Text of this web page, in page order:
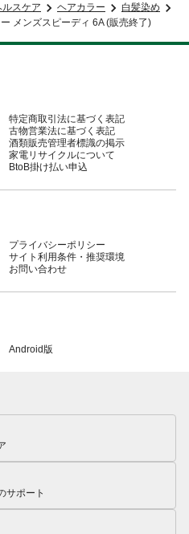
スケア ヘアカラー
白髪染め
メンズスピーディ 6A (販売終了)
特定商取引法に基づく表記
古物営業法に基づく表記
酒類販売管理者標識の掲示
家電リサイクルについて
BtoB掛け払い申込
プライバシーポリシー
サイト利用条件・推奨環境
お問い合わせ
Android版
サポート